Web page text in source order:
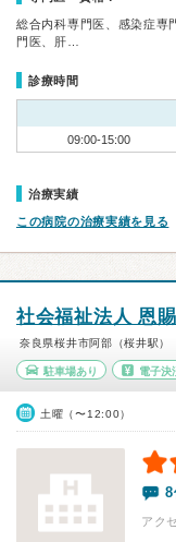
総合内科専門医、感染症専
門医、肝…
診療時間
09:00-15:00
治療実績
この病院の治療実績を見る
社会福祉法人 恩
奈良県桜井市阿部（桜井駅）
駐車場あり 電子決
土曜（〜12:00）
8
アク